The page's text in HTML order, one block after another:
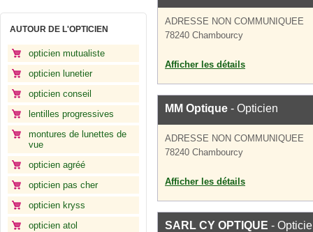
AUTOUR DE L'OPTICIEN
opticien mutualiste
opticien lunetier
opticien conseil
lentilles progressives
montures de lunettes de
vue
opticien agréé
opticien pas cher
opticien kryss
opticien atol
ADRESSE NON COMMUNIQUEE
78240 Chambourcy
Afficher les détails
MM Optique - Opticien
ADRESSE NON COMMUNIQUEE
78240 Chambourcy
Afficher les détails
SARL CY OPTIQUE -